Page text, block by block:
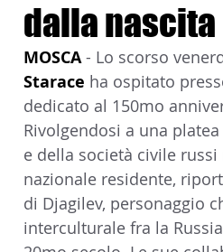
06 - ITALIANI ALL'ESTERO Asia
08 - ITALIANI IN OCEANIA
11 - ITALIANI ALL'ESTERO Sud
dalla nascita
MOSCA - Lo scorso
Starace ha ospitato
dedicato al 150mo
Rivolgendosi a una
e della società civile
nazionale residente,
di Djagilev, personaggio
interculturale fra la